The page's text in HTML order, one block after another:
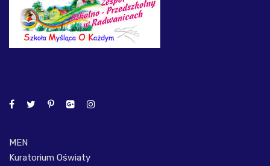
MEN
Kuratorium Oświaty